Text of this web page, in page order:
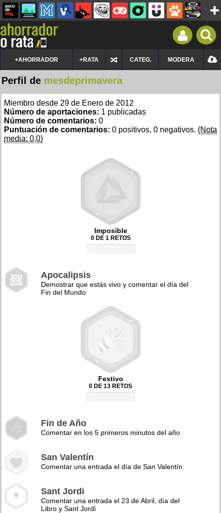
+AHORRADOR +RATA CATEG. MODERA
Perfil de mesdeprimavera
Miembro desde 29 de Enero de 2012
Número de aportaciones: 1 publicadas
Número de comentarios: 0
Puntuación de comentarios: 0 positivos, 0 negativos. (Nota
media: 0,0)
Imposible
0 DE 1 RETOS
Apocalipsis
Demostrar que estás vivo y comentar el día del
Fin del Mundo
Festivo
0 DE 13 RETOS
Fin de Año
Comentar en los 5 primeros minutos del año
San Valentín
Comentar una entrada el día de San Valentín
Sant Jordi
Comentar una entrada el 23 de Abril, día del
Libro y Sant Jordi